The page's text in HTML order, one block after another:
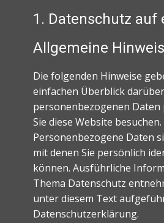
1. Datenschutz auf
Allgemeine
Die folgenden Hinweise
einfachen Überblick
personenbezogenen Daten
Sie diese Website besuchen.
Personenbezogene Daten
mit denen Sie persönlich
können. Ausführliche
Thema Datenschutz
unter diesem Text
Datenschutzerklärung.